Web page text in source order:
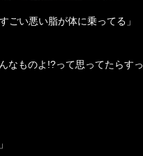
ごい悪い脂が体に乗ってる」
なものよ!?って思ってたらすっ